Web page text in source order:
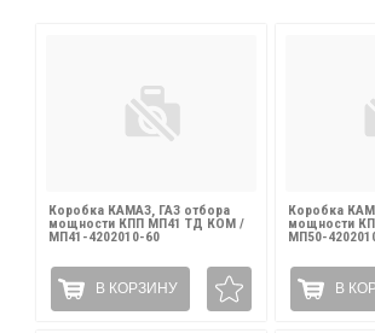
Коробка КАМАЗ, ГАЗ отбора
мощности КПП МП41 ТД КОМ /
МП41-4202010-60
В КОРЗИНУ
Коробка
мощности
МП50-
В